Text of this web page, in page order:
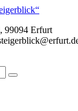
99094 Erfurt